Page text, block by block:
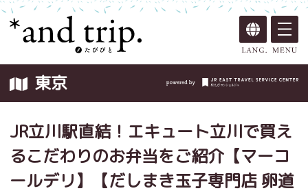
東京
JR立川駅直結！エキュート立川で買え
るこだわりのお弁当をご紹介【マーコ
ールデリ】【だしまき玉子専門店 卵道